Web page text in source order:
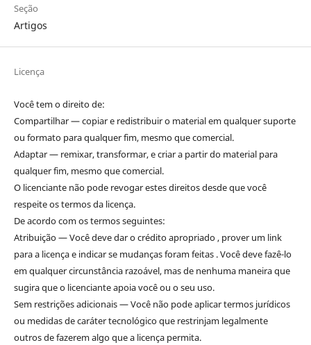
Seção
Artigos
Licença
Você tem o direito de:
Compartilhar — copiar e redistribuir o material em qualquer suporte
ou formato para qualquer fim, mesmo que comercial.
Adaptar — remixar, transformar, e criar a partir do material para
qualquer fim, mesmo que comercial.
O licenciante não pode revogar estes direitos desde que você
respeite os termos da licença.
De acordo com os termos seguintes:
Atribuição — Você deve dar o crédito apropriado , prover um link
para a licença e indicar se mudanças foram feitas . Você deve fazê-lo
em qualquer circunstância razoável, mas de nenhuma maneira que
sugira que o licenciante apoia você ou o seu uso.
Sem restrições adicionais — Você não pode aplicar termos jurídicos
ou medidas de caráter tecnológico que restrinjam legalmente
outros de fazerem algo que a licença permita.